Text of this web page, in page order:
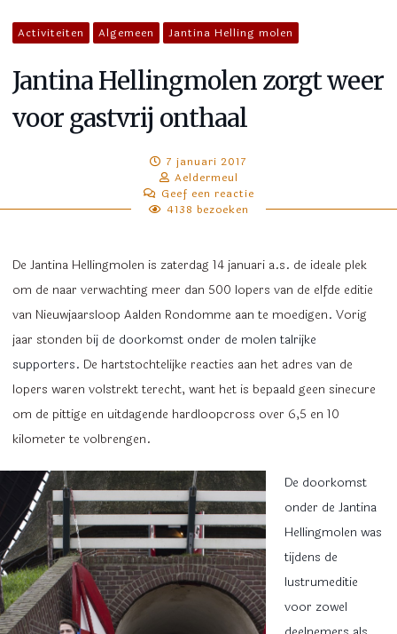
Activiteiten Algemeen Jantina Helling molen
Jantina Hellingmolen zorgt weer
voor gastvrij onthaal
7 januari 2017
Aeldermeul
Geef een reactie
4138 bezoeken
De Jantina Hellingmolen is zaterdag 14 januari a.s. de ideale plek
om de naar verwachting meer dan 500 lopers van de elfde editie
van Nieuwjaarsloop Aalden Rondomme aan te moedigen. Vorig
jaar stonden bij de doorkomst onder de molen talrijke
supporters. De hartstochtelijke reacties aan het adres van de
lopers waren volstrekt terecht, want het is bepaald geen sinecure
om de pittige en uitdagende hardloopcross over 6,5 en 10
kilometer te volbrengen.
De doorkomst
onder de Jantina
Hellingmolen was
tijdens de
lustrumeditie
voor zowel